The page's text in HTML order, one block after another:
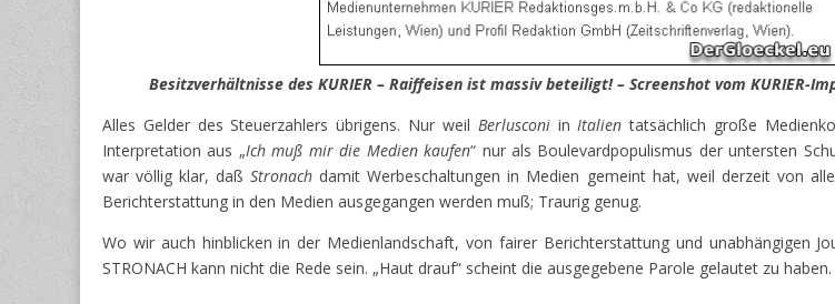
Besitzverhältnisse des KURIER – Raiffeisen ist massiv beteiligt! – Screenshot vom KURIER-
Alles Gelder des Steuerzahlers übrigens. Nur weil BerlusconiinItalien tatsächlich große
Interpretation aus „Ich muß mir die Medien kaufen“ nur als Boulevardpopulismus der untersten
war völlig klar, daßStronach damit Werbeschaltungen in Medien gemeint hat, weil derzeit von
Berichterstattung in den Medien ausgegangen werden muß; Traurig genug.
Wo wir auch hinblicken in der Medienlandschaft, von fairer Berichterstattung und unabhängigen
STRONACH kann nicht die Rede sein. „Haut drauf“ scheint die ausgegebene Parole gelautet zu haben.